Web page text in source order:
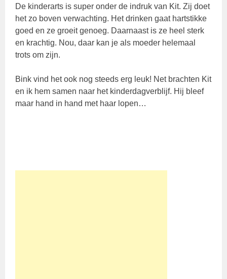
De kinderarts is super onder de indruk van Kit. Zij doet
het zo boven verwachting. Het drinken gaat hartstikke
goed en ze groeit genoeg. Daarnaast is ze heel sterk
en krachtig. Nou, daar kan je als moeder helemaal
trots om zijn.
Bink vind het ook nog steeds erg leuk! Net brachten Kit
en ik hem samen naar het kinderdagverblijf. Hij bleef
maar hand in hand met haar lopen…